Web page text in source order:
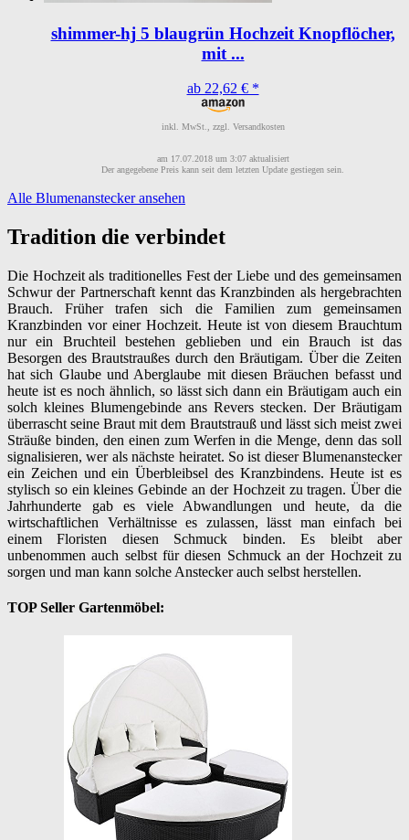
shimmer-hj 5 blaugrün Hochzeit Knopflöcher,
mit ...
ab 22,62 € *
inkl. MwSt., zzgl. Versandkosten
am 17.07.2018 um 3:07 aktualisiert
Der angegebene Preis kann seit dem letzten Update gestiegen sein.
Alle Blumenanstecker ansehen
Tradition die verbindet
Die Hochzeit als traditionelles Fest der Liebe und des gemeinsamen
Schwur der Partnerschaft kennt das Kranzbinden als hergebrachten
Brauch. Früher trafen sich die Familien zum gemeinsamen
Kranzbinden vor einer Hochzeit. Heute ist von diesem Brauchtum
nur ein Bruchteil bestehen geblieben und ein Brauch ist das
Besorgen des Brautstraußes durch den Bräutigam. Über die Zeiten
hat sich Glaube und Aberglaube mit diesen Bräuchen befasst und
heute ist es noch ähnlich, so lässt sich dann ein Bräutigam auch ein
solch kleines Blumengebinde ans Revers stecken. Der Bräutigam
überrascht seine Braut mit dem Brautstrauß und lässt sich meist zwei
Sträuße binden, den einen zum Werfen in die Menge, denn das soll
signalisieren, wer als nächste heiratet. So ist dieser Blumenanstecker
ein Zeichen und ein Überbleibsel des Kranzbindens. Heute ist es
stylisch so ein kleines Gebinde an der Hochzeit zu tragen. Über die
Jahrhunderte gab es viele Abwandlungen und heute, da die
wirtschaftlichen Verhältnisse es zulassen, lässt man einfach bei
einem Floristen diesen Schmuck binden. Es bleibt aber
unbenommen auch selbst für diesen Schmuck an der Hochzeit zu
sorgen und man kann solche Anstecker auch selbst herstellen.
TOP Seller Gartenmöbel: